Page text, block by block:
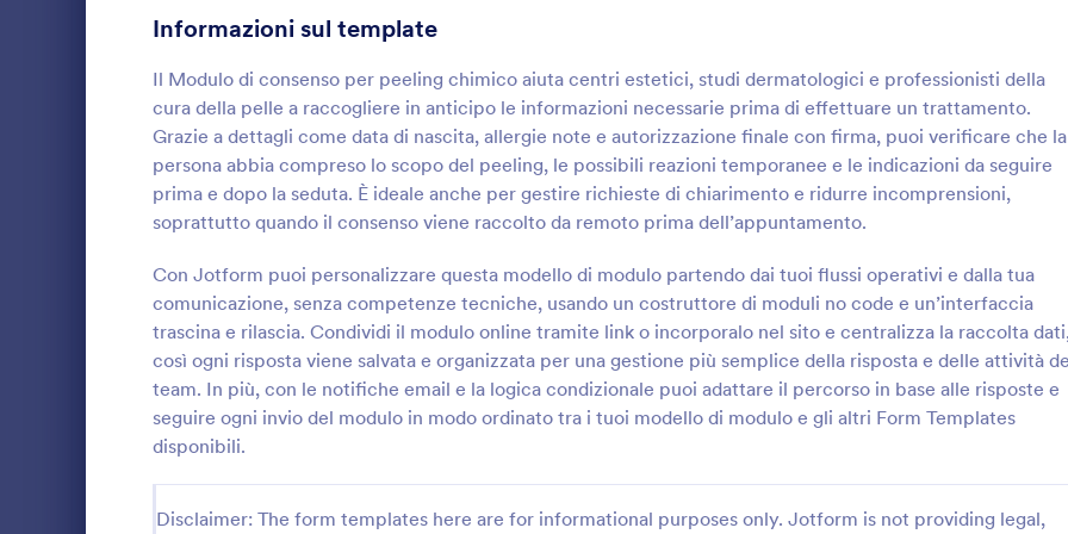
Informazioni sul template
Il Modulo di consenso per peeling chimico aiuta centri estetici, studi dermatologici e professionisti della
cura della pelle a raccogliere in anticipo le informazioni necessarie prima di effettuare un trattamento.
Grazie a dettagli come data di nascita, allergie note e autorizzazione finale con firma, puoi verificare che la
persona abbia compreso lo scopo del peeling, le possibili reazioni temporanee e le indicazioni da seguire
prima e dopo la seduta. È ideale anche per gestire richieste di chiarimento e ridurre incomprensioni,
soprattutto quando il consenso viene raccolto da remoto prima dell’appuntamento.
Con Jotform puoi personalizzare questa modello di modulo partendo dai tuoi flussi operativi e dalla tua
comunicazione, senza competenze tecniche, usando un costruttore di moduli no code e un’interfaccia
trascina e rilascia. Condividi il modulo online tramite link o incorporalo nel sito e centralizza la raccolta
così ogni risposta viene salvata e organizzata per una gestione più semplice della risposta e delle attività
team. In più, con le notifiche email e la logica condizionale puoi adattare il percorso in base alle risposte e
seguire ogni invio del modulo in modo ordinato tra i tuoi modello di modulo e gli altri Form Templates
disponibili.
Disclaimer: The form templates here are for informational purposes only. Jotform is not providing legal,
: Modulo Di Consenso Per Rimozione Cerume
Modulo Di Consenso Per Rimozione Cerume Auricolare
preliminari per la rimozione del cerume con
il Modulo di consenso per la rimozione del
cerume, ideale per ambulatori e
professionisti sanitari che vogliono
semplificare la raccolta dati online.
Go to Category:
Moduli di Consenso
Usa Template
:
Raccogli consenso informato e
essenziali prima delle sedute
di Consenso per la Terapia
ideale per studi di massoterapia
benessere che vogliono
raccolta dati con Jotform.
Go to Category:
Moduli di Consenso
Usa Template
Moduli per la Telemedicina 9
Recording Consent Forms 7
Moduli di consenso per la condivisione 7
Moduli per Makeup 4
Funding Consent Forms 1
Moduli RSVP